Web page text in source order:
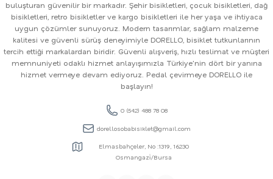
buluşturan güvenilir bir markadır. Şehir bisikletleri, çocuk bisikletleri, dağ
bisikletleri, retro bisikletler ve kargo bisikletleri ile her yaşa ve ihtiyaca
uygun çözümler sunuyoruz. Modern tasarımlar, sağlam malzeme
kalitesi ve güvenli sürüş deneyimiyle DORELLO, bisiklet tutkunlarının
tercih ettiği markalardan biridir. Güvenli alışveriş, hızlı teslimat ve müşteri
memnuniyeti odaklı hizmet anlayışımızla Türkiye'nin dört bir yanına
hizmet vermeye devam ediyoruz. Pedal çevirmeye DORELLO ile
başlayın!
0 (542) 488 78 08
dorellosobabisiklet@gmail.com
Elmasbahçeler, No :1319, 16230
Osmangazi̇/Bursa